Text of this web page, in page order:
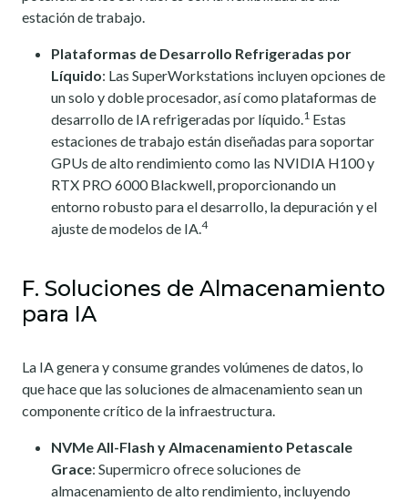
estación de trabajo.
Plataformas de Desarrollo Refrigeradas por
Líquido: Las SuperWorkstations incluyen opciones de
un solo y doble procesador, así como plataformas de
desarrollo de IA refrigeradas por líquido.1 Estas
estaciones de trabajo están diseñadas para soportar
GPUs de alto rendimiento como las NVIDIA H100 y
RTX PRO 6000 Blackwell, proporcionando un
entorno robusto para el desarrollo, la depuración y el
ajuste de modelos de IA.4
F. Soluciones de Almacenamiento
para IA
La IA genera y consume grandes volúmenes de datos, lo
que hace que las soluciones de almacenamiento sean un
componente crítico de la infraestructura.
NVMe All-Flash y Almacenamiento Petascale
Grace: Supermicro ofrece soluciones de
almacenamiento de alto rendimiento, incluyendo